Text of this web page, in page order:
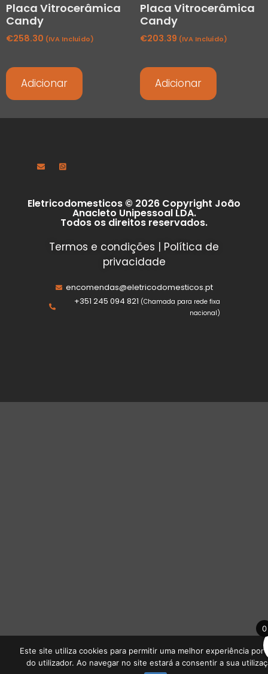
Placa Vitrocerâmica
Candy
€258.30 (IVA Incluído)
Adicionar
Placa Vitrocerâmica
Candy
€203.39 (IVA Incluído)
Adicionar
Eletricodomesticos © 2026 Copyright João
Anacleto Unipessoal LDA.
Todos os direitos reservados.
Termos e condições | Política de
privacidade
encomendas@eletricodomesticos.pt
+351 245 094 821 (Chamada para rede fixa
nacional)
0
Este site utiliza cookies para permitir uma melhor experiência por
do utilizador. Ao navegar no site estará a consentir a sua